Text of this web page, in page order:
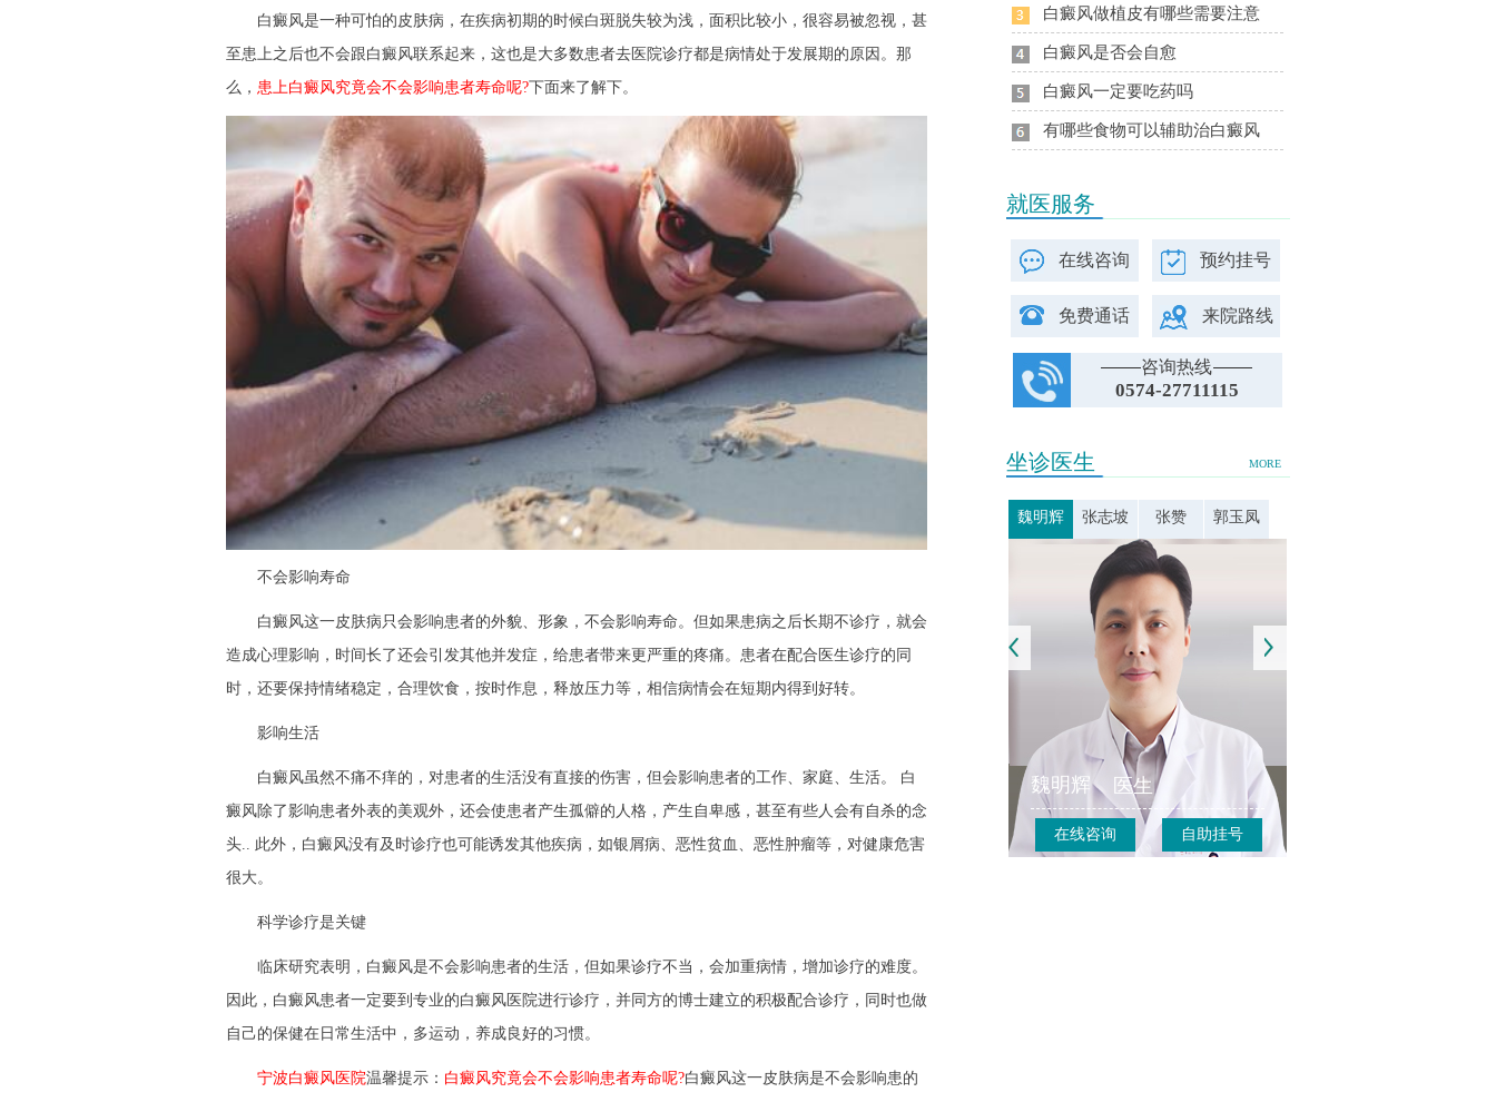
白癜风是一种可怕的皮肤病，在疾病初期的时候白斑脱失较为浅，面积比较小，很容易被忽视，甚
至患上之后也不会跟白癜风联系起来，这也是大多数患者去医院诊疗都是病情处于发展期的原因。那
么， 患上白癜风究竟会不会影响患者寿命呢?下面来了解下。
不会影响寿命
白癜风这一皮肤病只会影响患者的外貌、形象，不会影响寿命。但如果患病之后长期不诊疗，就会
造成心理影响，时间长了还会引发其他并发症，给患者带来更严重的疼痛。患者在配合医生诊疗的同
时，还要保持情绪稳定，合理饮食，按时作息，释放压力等，相信病情会在短期内得到好转。
影响生活
白癜风虽然不痛不痒的，对患者的生活没有直接的伤害，但会影响患者的工作、家庭、生活。 白
癜风除了影响患者外表的美观外，还会使患者产生孤僻的人格，产生自卑感，甚至有些人会有自杀的念
头.. 此外，白癜风没有及时诊疗也可能诱发其他疾病，如银屑病、恶性贫血、恶性肿瘤等，对健康危害
很大。
科学诊疗是关键
临床研究表明，白癜风是不会影响患者的生活，但如果诊疗不当，会加重病情，增加诊疗的难度。
因此，白癜风患者一定要到专业的白癜风医院进行诊疗，并同方的博士建立的积极配合诊疗，同时也做
自己的保健在日常生活中，多运动，养成良好的习惯。
宁波白癜风医院温馨提示： 白癜风究竟会不会影响患者寿命呢?白癜风这一皮肤病是不会影响患的
白癜风做植皮有哪些需要注意
白癜风是否会自愈
白癜风一定要吃药吗
有哪些食物可以辅助治白癜风
就医服务
在线咨询 预约挂号
免费通话 来院路线
咨询热线
0574-27711115
MORE
坐诊医生
魏明辉 张志坡 张赞 郭玉凤
魏明辉 医生
在线咨询 自助挂号